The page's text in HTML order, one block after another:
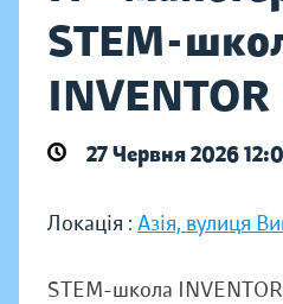
STEM-
INVENTOR
27 Червня 2026
Локація : Азія, вулиця
STEM-школа